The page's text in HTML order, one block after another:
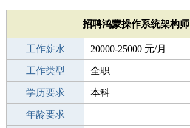
招聘鸿蒙操作系统架构师
工作薪水 20000-25000 元/月
招聘人数 1人
工作类型 全职
性别要求 -
学历要求 本科
工作经验
年龄要求